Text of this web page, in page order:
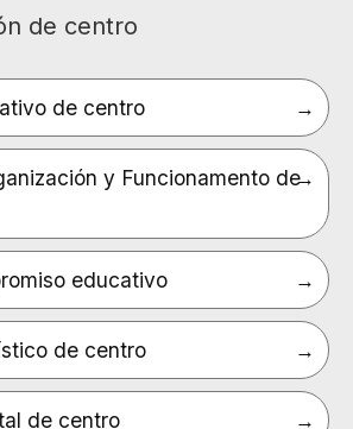
de centro
de centro
y Funcionamento de
educativo
de centro
de centro